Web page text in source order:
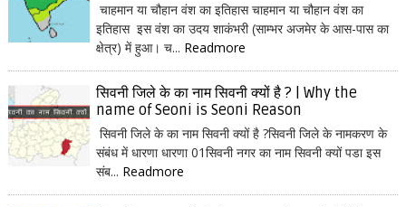
चाहमान या चौहान वंश का इतिहास चाहमान या चौहान वंश का
इतिहास इस वंश का उदय शाकंभरी (साम्भर अजमेर के आस-पास का
क्षेत्र) में हुआ। च... Readmore
सिवनी जिले के का नाम सिवनी क्यों है ? | Why the
name of Seoni is Seoni Reason
सिवनी जिले के का नाम सिवनी क्यों है ?सिवनी जिले के नामकरण के
संबंध में धारणा धारणा 01सिवनी नगर का नाम सिवनी क्यों पडा इस
संब... Readmore